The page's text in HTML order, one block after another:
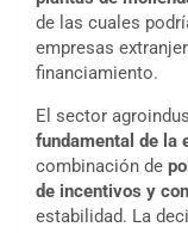
de las cuales
empresas
financiamiento.
El sector
fundamental de la
combinación de
de incentivos y
estabilidad. La